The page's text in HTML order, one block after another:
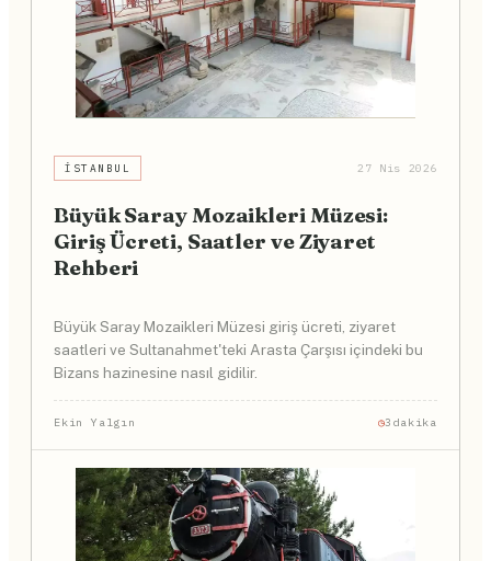
İSTANBUL 27 Nis 2026
Büyük Saray Mozaikleri Müzesi:
Giriş Ücreti, Saatler ve Ziyaret
Rehberi
Büyük Saray Mozaikleri Müzesi giriş ücreti, ziyaret
saatleri ve Sultanahmet'teki Arasta Çarşısı içindeki bu
Bizans hazinesine nasıl gidilir.
Ekin Yalgın 3dakika